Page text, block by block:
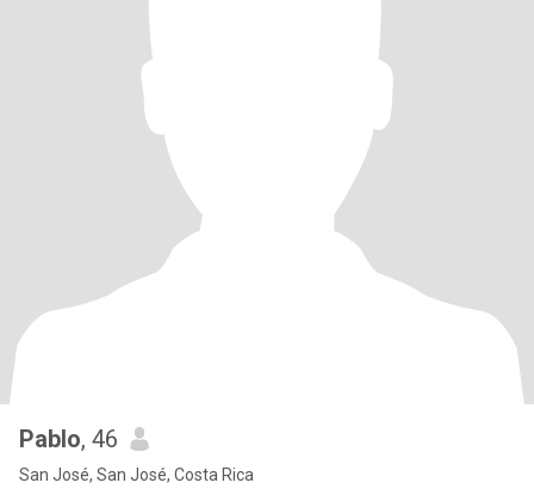
Pablo, 46
San José, San José, Costa Rica